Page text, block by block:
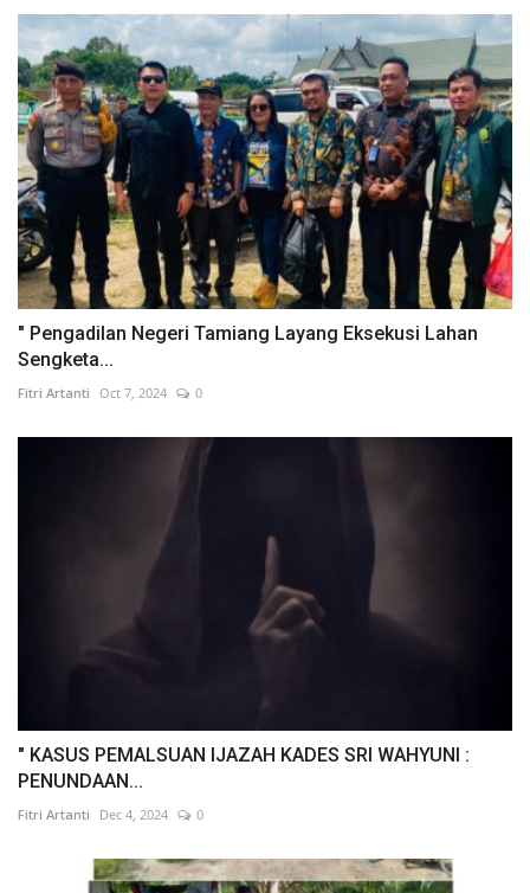
" Pengadilan Negeri Tamiang Layang Eksekusi Lahan
Sengketa...
Fitri Artanti Oct 7, 2024 0
" KASUS PEMALSUAN IJAZAH KADES SRI WAHYUNI :
PENUNDAAN...
Fitri Artanti Dec 4, 2024 0